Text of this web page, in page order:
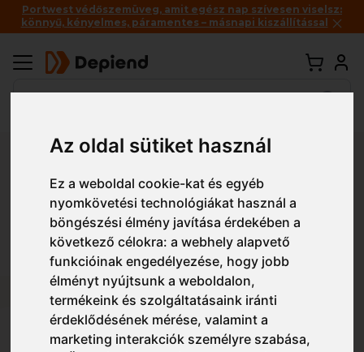
Az oldal sütiket használ
Ez a weboldal cookie-kat és egyéb
nyomkövetési technológiákat használ a
böngészési élmény javítása érdekében a
következő célokra:a webhely alapvető
funkcióinak engedélyezése, hogy jobb
élményt nyújtsunk a weboldalon,
termékeink és szolgáltatásaink iránti
érdeklődésének mérése, valamint a
marketing interakciók személyre szabása,
Portwest védőszemüveg, amit egész nap szívesen viselsz:
könnyű, kényelmes, páramentes – másnapi kiszállítással
Vissza
Depiend - Csömöri út
munkaruha bolt
(Budapest XVI. kerület)
1162 Budapest, Csömöri út 217.
Telefon:+36 1 405 0570